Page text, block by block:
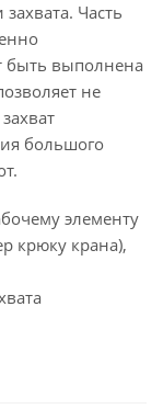
Часть
быть выполнена
не
большого
элементу
крюку крана),